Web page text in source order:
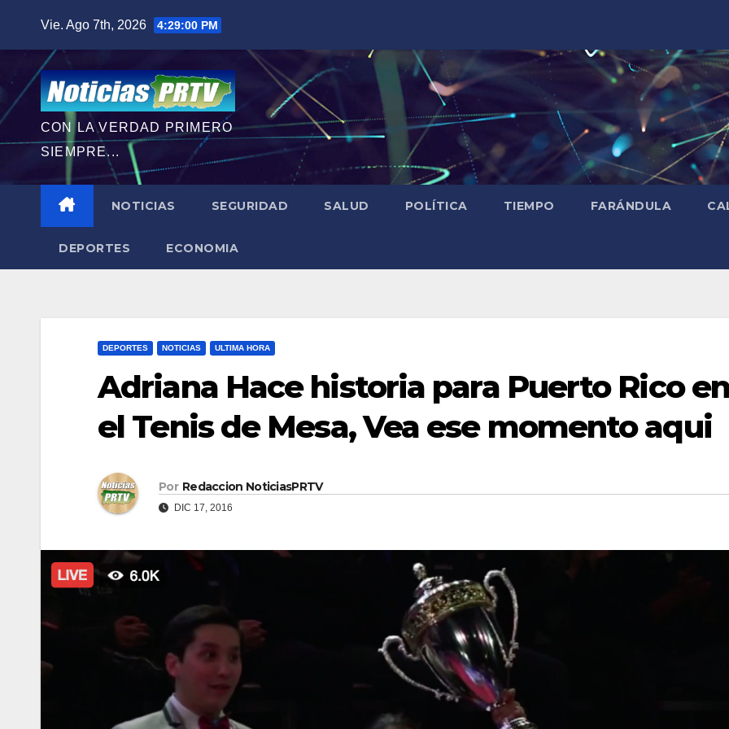
contenido
Vie. Ago 7th, 2026 4:29:02 PM
CON LA VERDAD PRIMERO
SIEMPRE...
NOTICIAS SEGURIDAD SALUD POLÍTICA TIEMPO FARÁNDULA
DEPORTES ECONOMIA
DEPORTES NOTICIAS ULTIMA HORA
Adriana Hace historia para Puerto Rico
el Tenis de Mesa, Vea ese momento aqui
Por Redaccion NoticiasPRTV
DIC 17, 2016